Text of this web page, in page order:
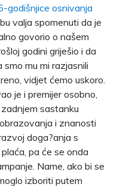
godišnjice osnivanja
valja spomenuti da je
govorio o našem
godini griješio i da
mu mi razjasnili
vidjet ćemo uskoro.
je i premijer osobno,
sastanku
i znanosti
doga?anja s
pa će se onda
Name, ako bi se
izboriti putem